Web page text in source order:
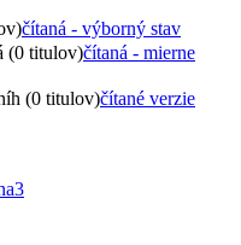
čítaná - výborný stav
(0 titulov)čítaná - mierne
(0 titulov)čítané verzie
3